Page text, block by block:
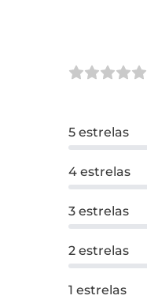
5 estrelas
4 estrelas
3 estrelas
2 estrelas
1 estrelas